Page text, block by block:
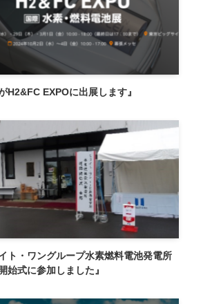
H2&FC EXPOに出展します』
イト・ワングループ水素燃料電池発電所
始式に参加しました』